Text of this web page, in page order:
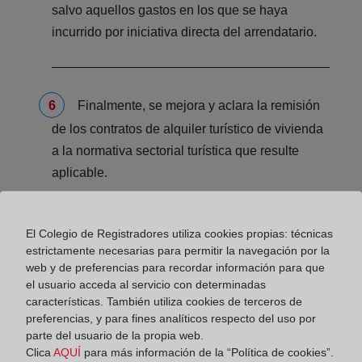
salvo aquellos gastos en los que se haya
incurrido por iniciativa directa del arrendatario.
Finalmente, se mejora y aclara la remisión
de los contratos de alquiler turístico de vivienda
a la normativa sectorial turística que resulte
aplicable.
¿Y qué regulación es la que rige a
los contratos firmados a partir de
ahora?
Para quienes firmen el contrato a partir de ahora, al
no haberse convalidado el Decreto por el Congreso
El Colegio de Registradores utiliza cookies propias: técnicas
estrictamente necesarias para permitir la navegación por la
web y de preferencias para recordar información para que
el usuario acceda al servicio con determinadas
características. También utiliza cookies de terceros de
preferencias, y para fines analíticos respecto del uso por
parte del usuario de la propia web.
Clica AQUÍ para más información de la “Política de cookies”.